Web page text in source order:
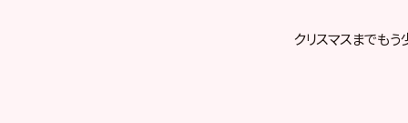
クリスマスまでもう